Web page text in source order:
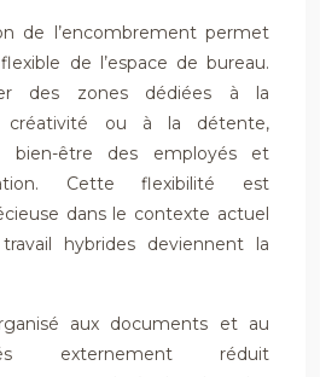
de l’encombrement permet
de l’espace de bureau.
des zones dédiées à la
créativité ou à la détente,
bien-être des employés et
Cette flexibilité est
dans le contexte actuel
hybrides deviennent la
aux documents et au
externement réduit